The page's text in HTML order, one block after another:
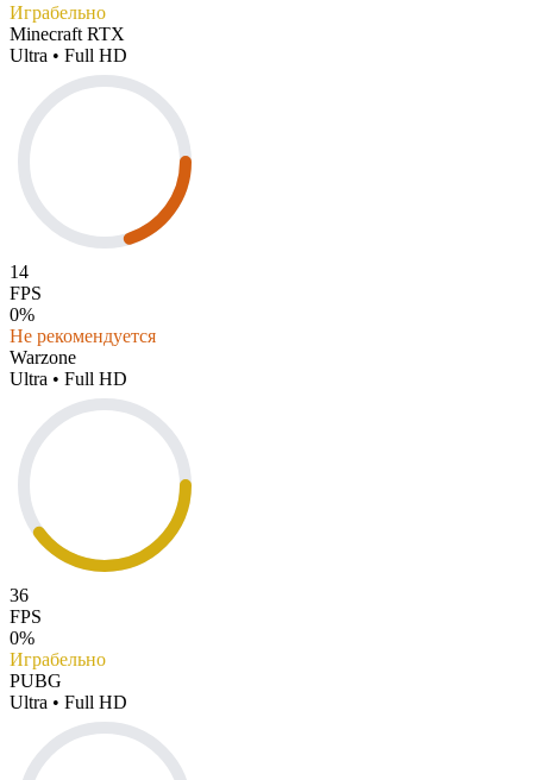
Играбельно
Minecraft RTX
Ultra • Full HD
14
FPS
0%
Не рекомендуется
Warzone
Ultra • Full HD
36
FPS
0%
Играбельно
PUBG
Ultra • Full HD